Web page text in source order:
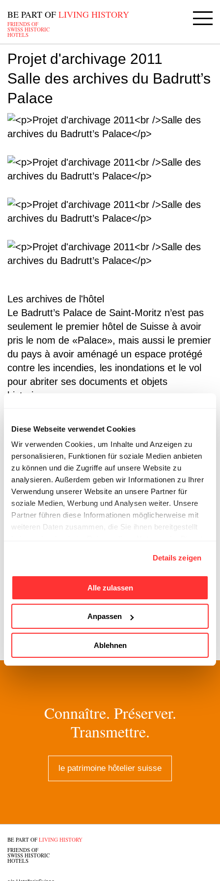
Diese Webseite verwendet Cookies
Wir verwenden Cookies, um Inhalte und Anzeigen zu
personalisieren, Funktionen für soziale Medien anbieten
zu können und die Zugriffe auf unsere Website zu
analysieren. Außerdem geben wir Informationen zu Ihrer
Verwendung unserer Website an unsere Partner für
soziale Medien, Werbung und Analysen weiter. Unsere
Partner führen diese Informationen möglicherweise mit
weiteren Daten zusammen, die Sie ihnen bereitgestellt
Details zeigen
Alle zulassen
Anpassen
Ablehnen
BE PART OF LIVING HISTORY
FRIENDS OF
SWISS HISTORIC
HOTELS
Projet d'archivage 2011
Salle des archives du Badrutt’s
Palace
Les archives de l'hôtel
Le Badrutt’s Palace de Saint-Moritz n’est pas
seulement le premier hôtel de Suisse à avoir
pris le nom de «Palace», mais aussi le premier
du pays à avoir aménagé un espace protégé
contre les incendies, les inondations et le vol
pour abriter ses documents et objets
historiques.
suisses a mis à profit plusieurs intersaisons
pour examiner, classer, répertorier et, en
partie, numériser ce fonds d’archives
exceptionnel, qui remonte aux années 1860.
La Fondation Patrimoine hôtelier suisse
poursuit aujourd’hui cet engagement en faveur
de la préservation et de la diffusion des
archives hôtelières historiques.
Connaître. Préserver.
Transmettre.
le patrimoine hôtelier suisse
BE PART OF LIVING HISTORY
FRIENDS OF
SWISS HISTORIC
HOTELS